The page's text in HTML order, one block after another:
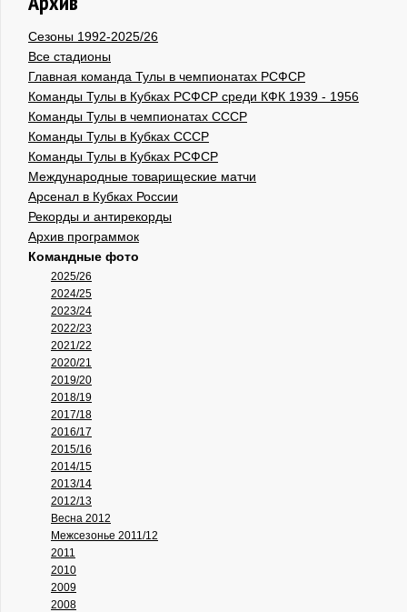
Сезоны 1992-2025/26
Все стадионы
Главная команда Тулы в чемпионатах РСФСР
Команды Тулы в Кубках РСФСР среди КФК 1939 - 1956
Команды Тулы в чемпионатах СССР
Команды Тулы в Кубках СССР
Команды Тулы в Кубках РСФСР
Международные товарищеские матчи
Арсенал в Кубках России
Рекорды и антирекорды
Архив программок
Командные фото
2025/26
2024/25
2023/24
2022/23
2021/22
2020/21
2019/20
2018/19
2017/18
2016/17
2015/16
2014/15
2013/14
2012/13
Весна 2012
Межсезонье 2011/12
2011
2010
2009
2008